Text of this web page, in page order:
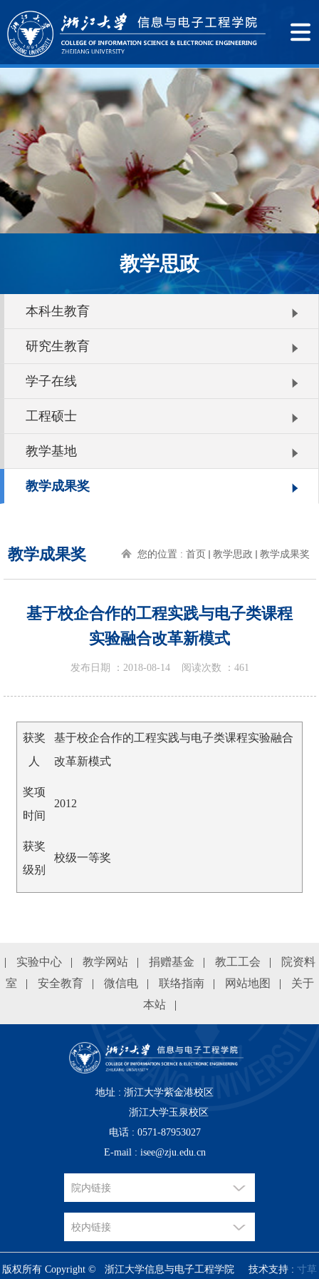
教学思政
本科生教育
研究生教育
学子在线
工程硕士
教学基地
教学成果奖
教学成果奖 您的位置 : 首页 教学思政 教学成果奖
基于校企合作的工程实践与电子类课程
实验融合改革新模式
发布日期 ： 2018-08-14阅读次数 ： 461
获奖
人
基于校企合作的工程实践与电子类课程实验融合
改革新模式
奖项
时间
2012
获奖
级别
校级一等奖
| 实验中心 | 教学网站 | 捐赠基金 | 教工工会 |
院资料
室
| 安全教育 | 微信电 | 联络指南 | 网站地图 |
关于
本站
|
地址 : 浙江大学紫金港校区
浙江大学玉泉校区
电话 : 0571-87953027
E-mail : isee@zju.edu.cn
版权所有 Copyright © 浙江大学信息与电子工程学院 技术支持 : 寸草